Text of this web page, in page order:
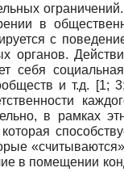
в
с
органов.
себя
и т.д.
[1;
в рамках
в помещении